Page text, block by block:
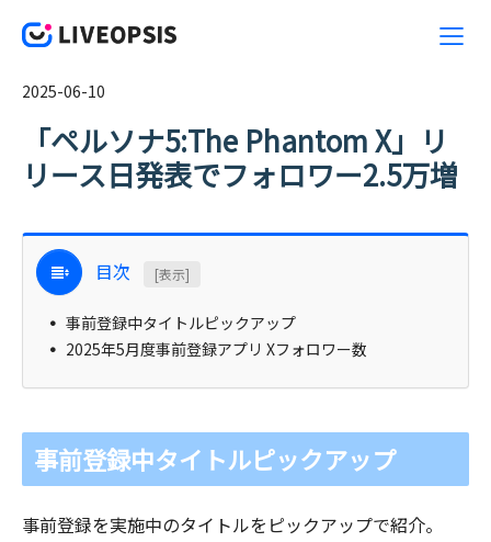
2025-06-10
「ペルソナ5:The Phantom X」リ
リース日発表でフォロワー2.5万増
目次 [表示]
事前登録中タイトルピックアップ
2025年5月度事前登録アプリ Xフォロワー数
事前登録中タイトルピックアップ
事前登録を実施中のタイトルをピックアップで紹介。